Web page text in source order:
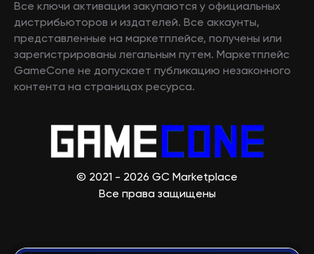
Все ключи активации закупаются у официальных
дистрибьюторов и издателей. Все аккаунты,
представленные на маркетплейсе, получены или
зарегистрированы легальным путем. Маркетплейс
GameCone не допускает публикацию незаконного
контента на страницах ресурса.
© 2021 - 2026 GC Marketplace
Все права защищены